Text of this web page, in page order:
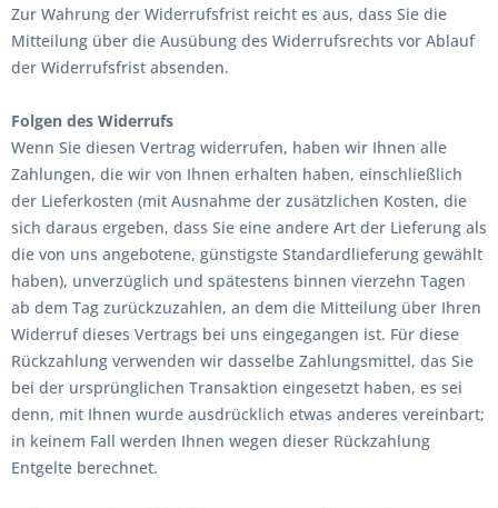
Zur Wahrung der Widerrufsfrist reicht es aus, dass Sie die
Mitteilung über die Ausübung des Widerrufsrechts vor Ablauf
der Widerrufsfrist absenden.
Folgen des Widerrufs
Wenn Sie diesen Vertrag widerrufen, haben wir Ihnen alle
Zahlungen, die wir von Ihnen erhalten haben, einschließlich
der Lieferkosten (mit Ausnahme der zusätzlichen Kosten, die
sich daraus ergeben, dass Sie eine andere Art der Lieferung als
die von uns angebotene, günstigste Standardlieferung gewählt
haben), unverzüglich und spätestens binnen vierzehn Tagen
ab dem Tag zurückzuzahlen, an dem die Mitteilung über Ihren
Widerruf dieses Vertrags bei uns eingegangen ist. Für diese
Rückzahlung verwenden wir dasselbe Zahlungsmittel, das Sie
bei der ursprünglichen Transaktion eingesetzt haben, es sei
denn, mit Ihnen wurde ausdrücklich etwas anderes vereinbart;
in keinem Fall werden Ihnen wegen dieser Rückzahlung
Entgelte berechnet.